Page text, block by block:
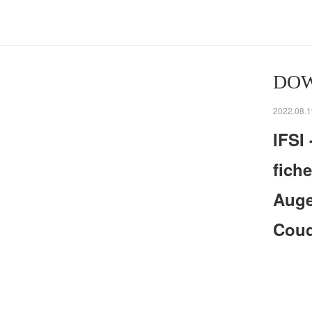
IFSI